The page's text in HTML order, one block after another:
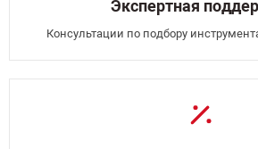
Экспертная
Консультации по подбору